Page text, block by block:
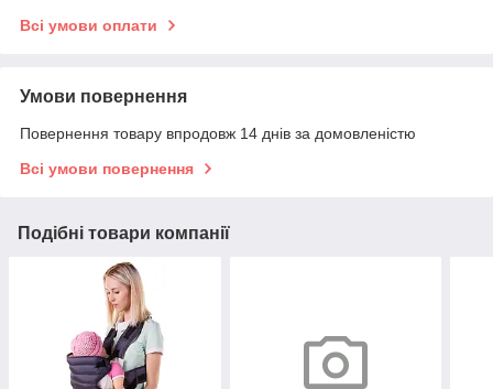
Всі умови оплати
Умови повернення
Повернення товару впродовж 14 днів за домовленістю
Всі умови повернення
Подібні товари компанії